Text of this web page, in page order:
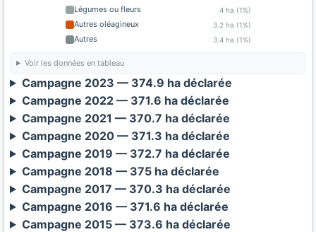
Légumes ou fleurs 4 ha (1%)
Autres oléagineux 3.2 ha (1%)
Autres 3.4 ha (1%)
Voir les données en tableau
Campagne 2023 — 374.9 ha déclarée
Campagne 2022 — 371.6 ha déclarée
Campagne 2021 — 370.7 ha déclarée
Campagne 2020 — 371.3 ha déclarée
Campagne 2019 — 372.7 ha déclarée
Campagne 2018 — 375 ha déclarée
Campagne 2017 — 370.3 ha déclarée
Campagne 2016 — 371.6 ha déclarée
Campagne 2015 — 373.6 ha déclarée